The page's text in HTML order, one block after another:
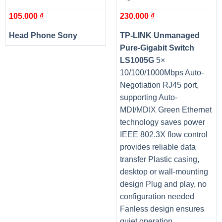
105.000 ₫
Head Phone Sony
230.000 ₫
TP-LINK Unmanaged
Pure-Gigabit Switch
LS1005G5×
10/100/1000Mbps Auto-
Negotiation RJ45 port,
supporting Auto-
MDI/MDIX Green Ethernet
technology saves power
IEEE 802.3X flow control
provides reliable data
transfer Plastic casing,
desktop or wall-mounting
design Plug and play, no
configuration needed
Fanless design ensures